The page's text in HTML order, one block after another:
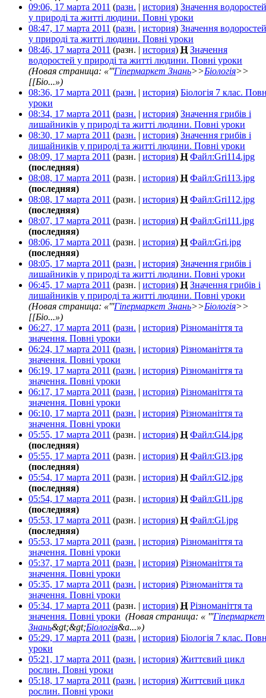
09:06, 17 марта 2011 (разн. | история) Значення водоростей
у природі та житті людини. Повні уроки
08:47, 17 марта 2011 (разн. | история) Значення водоростей
у природі та житті людини. Повні уроки
08:46, 17 марта 2011 (разн. | история) Н Значення
водоростей у природі та житті людини. Повні уроки
(Новая страница: «'''Гіпермаркет Знань>>Біологія>>
[[Біо...»)
08:36, 17 марта 2011 (разн. | история) Біологія 7 клас.
уроки
08:34, 17 марта 2011 (разн. | история) Значення грибів і
лишайників у природі та житті людини. Повні уроки
08:30, 17 марта 2011 (разн. | история) Значення грибів і
лишайників у природі та житті людини. Повні уроки
08:09, 17 марта 2011 (разн. | история) Н Файл:Gri114.jpg
(последняя)
08:08, 17 марта 2011 (разн. | история) Н Файл:Gri113.jpg
(последняя)
08:08, 17 марта 2011 (разн. | история) Н Файл:Gri112.jpg
(последняя)
08:07, 17 марта 2011 (разн. | история) Н Файл:Gri111.jpg
(последняя)
08:06, 17 марта 2011 (разн. | история) Н Файл:Gri.jpg
(последняя)
08:05, 17 марта 2011 (разн. | история) Значення грибів і
лишайників у природі та житті людини. Повні уроки
06:45, 17 марта 2011 (разн. | история) Н Значення грибів і
лишайників у природі та житті людини. Повні уроки
(Новая страница: «'''Гіпермаркет Знань>>Біологія>>
[[Біо...»)
06:27, 17 марта 2011 (разн. | история) Різноманіття та
значення. Повні уроки
06:24, 17 марта 2011 (разн. | история) Різноманіття та
значення. Повні уроки
06:19, 17 марта 2011 (разн. | история) Різноманіття та
значення. Повні уроки
06:17, 17 марта 2011 (разн. | история) Різноманіття та
значення. Повні уроки
06:10, 17 марта 2011 (разн. | история) Різноманіття та
значення. Повні уроки
05:55, 17 марта 2011 (разн. | история) Н Файл:Gl4.jpg
(последняя)
05:55, 17 марта 2011 (разн. | история) Н Файл:Gl3.jpg
(последняя)
05:54, 17 марта 2011 (разн. | история) Н Файл:Gl2.jpg
(последняя)
05:54, 17 марта 2011 (разн. | история) Н Файл:Gl1.jpg
(последняя)
05:53, 17 марта 2011 (разн. | история) Н Файл:Gl.jpg
(последняя)
05:53, 17 марта 2011 (разн. | история) Різноманіття та
значення. Повні уроки
05:37, 17 марта 2011 (разн. | история) Різноманіття та
значення. Повні уроки
05:35, 17 марта 2011 (разн. | история) Різноманіття та
значення. Повні уроки
05:34, 17 марта 2011 (разн. | история) Н Різноманіття та
значення. Повні уроки (Новая страница: « '''Гіпермаркет
Знань&gt;&gt;Біологія&a...»)
05:29, 17 марта 2011 (разн. | история) Біологія 7 клас.
уроки
05:21, 17 марта 2011 (разн. | история) Життєвий цикл
рослин. Повні уроки
05:18, 17 марта 2011 (разн. | история) Життєвий цикл
рослин. Повні уроки